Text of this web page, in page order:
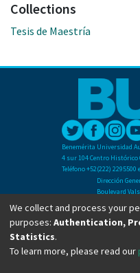
Collections
Tesis de Maestría
Benemérita Universidad
4 sur 104 Centro Histórico
Teléfono +52(222) 2295500
Dirección
Boulevard
Ciudad
C.P. 72570
Teléfono +52
We collect and process your
purposes: Authentication,
Statistics.
To learn more, please read our